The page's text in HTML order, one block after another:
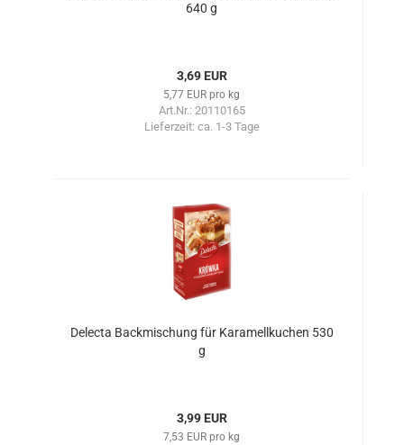
640 g
3,69 EUR
5,77 EUR pro kg
Art.Nr.: 20110165
Lieferzeit: ca. 1-3 Tage
Delecta Backmischung für Karamellkuchen 530
g
3,99 EUR
7,53 EUR pro kg